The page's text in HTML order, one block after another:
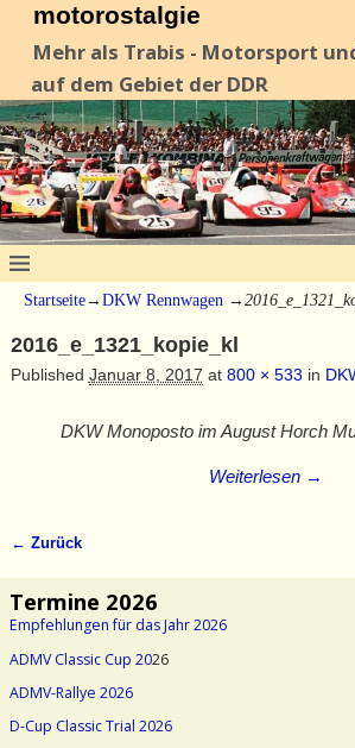
motorostalgie
Mehr als Trabis - Motorsport
auf dem Gebiet der DDR
Startseite→ DKW Rennwagen →
2016_e_1321_kopie_kl
Published Januar 8, 2017 at 800 × 533 in
DKW Monoposto im August Horch
Weiterlesen →
← Zurück
Termine 2026
Empfehlungen für das Jahr 2026
ADMV Classic Cup 2026
ADMV-Rallye 2026
D-Cup Classic Trial 2026